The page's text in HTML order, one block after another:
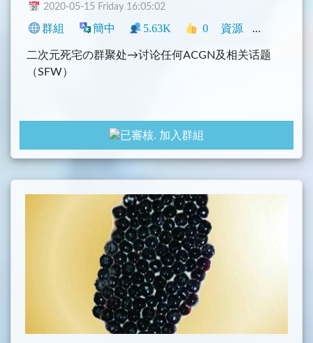
2020-05-15 Friday 16:05:02
群組 簡中 5.63K 0 資源 中文圈
二次元死宅の群聚处→讨论任何ACGN及相关话题
（SFW）
加入群組